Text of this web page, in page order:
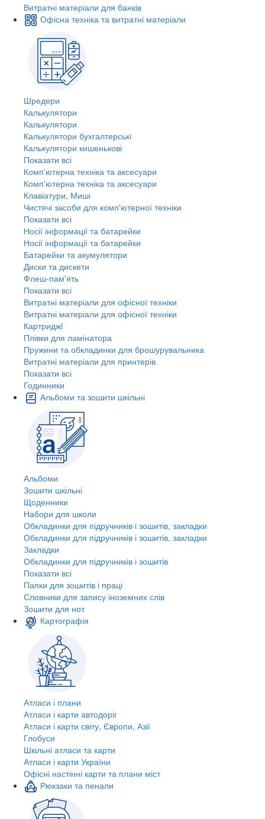
Витратні матеріали для банків
Офісна техніка та витратні матеріали
Шредери
Калькулятори
Калькулятори
Калькулятори бухгалтерські
Калькулятори кишенькові
Показати всі
Комп'ютерна техніка та аксесуари
Комп'ютерна техніка та аксесуари
Клавіатури, Миші
Чистячі засоби для комп'ютерної техніки
Показати всі
Носії інформації та батарейки
Носії інформації та батарейки
Батарейки та акумулятори
Диски та дискети
Флеш-пам'ять
Показати всі
Витратні матеріали для офісної техніки
Витратні матеріали для офісної техніки
Картриджi
Плівки для ламінатора
Пружини та обкладинки для брошурувальника
Витратні матеріали для принтерів
Показати всі
Годинники
Альбоми та зошити шкільні
Альбоми
Зошити шкільні
Щоденники
Набори для школи
Обкладинки для підручників і зошитів, закладки
Обкладинки для підручників і зошитів, закладки
Закладки
Обкладинки для підручників і зошитів
Показати всі
Папки для зошитів і праці
Словники для запису іноземних слів
Зошити для нот
Картографія
Атласи і плани
Атласи і карти автодоріг
Атласи і карти світу, Європи, Азії
Глобуси
Шкільні атласи та карти
Атласи і карти України
Офісні настінні карти та плани міст
Рюкзаки та пенали